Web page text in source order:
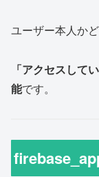
ユーザー本人か
「アクセスして
能です。